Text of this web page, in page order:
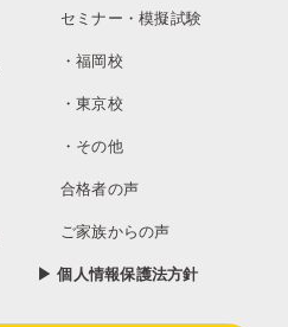
セミナー・模擬試験
・福岡校
・東京校
・その他
合格者の声
ご家族からの声
▶ 個人情報保護法方針